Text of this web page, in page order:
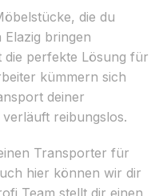
die du
bringen
die perfekte Lösung für
kümmern sich
deiner
reibungslos.
Transporter für
hier können wir dir
Team stellt dir einen